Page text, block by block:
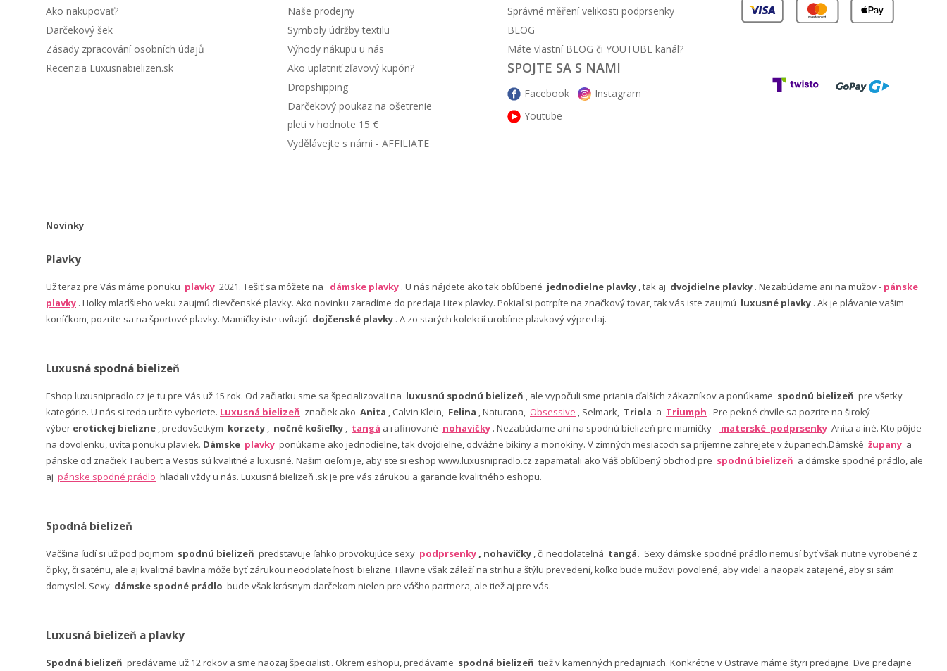
Ako nakupovať?
Darčekový šek
Zásady zpracování osobních údajů
Recenzia Luxusnabielizen.sk
Naše prodejny
Symboly údržby textilu
Výhody nákupu u nás
Ako uplatniť zľavový kupón?
Dropshipping
Darčekový poukaz na ošetrenie
pleti v hodnote 15 €
Vydělávejte s námi - AFFILIATE
Správné měření velikosti podprsenky
BLOG
Máte vlastní BLOG či YOUTUBE kanál?
SPOJTE SA S NAMI
Facebook
Instagram
Youtube
Novinky
Plavky
Už teraz pre Vás máme ponuku plavky 2021. Tešiť sa môžete na dámske plavky . U nás nájdete ako tak obľúbené jednodielne plavky , tak aj dvojdielne plavky . Nezabúdame ani na mužov - pánske
plavky . Holky mladšieho veku zaujmú dievčenské plavky. Ako novinku zaradíme do predaja Litex plavky. Pokiaľ si potrpíte na značkový tovar, tak vás iste zaujmú luxusné plavky . Ak je plávanie vašim
koníčkom, pozrite sa na športové plavky. Mamičky iste uvítajú dojčenské plavky . A zo starých kolekcií urobíme plavkový výpredaj.
Luxusná spodná bielizeň
Eshop luxusnipradlo.cz je tu pre Vás už 15 rok. Od začiatku sme sa špecializovali na luxusnú spodnú bielizeň , ale vypočuli sme priania ďalších zákazníkov a ponúkame spodnú bielizeň pre všetky
kategórie. U nás si teda určite vyberiete. Luxusná bielizeň značiek ako Anita , Calvin Klein, Felina , Naturana, Obsessive , Selmark, Triola a Triumph . Pre pekné chvíle sa pozrite na široký
výber erotickej bielizne , predovšetkým korzety , nočné košieľky , tangá a rafinované nohavičky . Nezabúdame ani na spodnú bielizeň pre mamičky - materské podprsenky Anita a iné. Kto pôjde
na dovolenku, uvíta ponuku plaviek. Dámske plavky ponúkame ako jednodielne, tak dvojdielne, odvážne bikiny a monokiny. V zimných mesiacoch sa príjemne zahrejete v županech.Dámské župany a
pánske od značiek Taubert a Vestis sú kvalitné a luxusné. Našim cieľom je, aby ste si eshop www.luxusnipradlo.cz zapamätali ako Váš obľúbený obchod pre spodnú bielizeň a dámske spodné prádlo, ale
aj pánske spodné prádlo hľadali vždy u nás. Luxusná bielizeň .sk je pre vás zárukou a garancie kvalitného eshopu.
Spodná bielizeň
Väčšina ľudí si už pod pojmom spodnú bielizeň predstavuje ľahko provokujúce sexy podprsenky , nohavičky , či neodolateľná tangá. Sexy dámske spodné prádlo nemusí byť však nutne vyrobené z
čipky, či saténu, ale aj kvalitná bavlna môže byť zárukou neodolateľnosti bielizne. Hlavne však záleží na strihu a štýlu prevedení, koľko bude mužovi povolené, aby videl a naopak zatajené, aby si sám
domyslel. Sexy dámske spodné prádlo bude však krásnym darčekom nielen pre vášho partnera, ale tiež aj pre vás.
Luxusná bielizeň a plavky
Spodná bielizeň predávame už 12 rokov a sme naozaj špecialisti. Okrem eshopu, predávame spodná bielizeň tiež v kamenných predajniach. Konkrétne v Ostrave máme štyri predajne. Dve predajne